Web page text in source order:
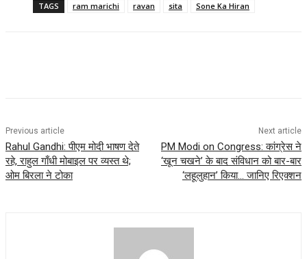
TAGS ram marichi ravan sita Sone Ka Hiran
Previous article
Rahul Gandhi: पीएम मोदी भाषण देते
रहे, राहुल गाँधी मोबाइल पर व्यस्त थे;
ओम बिरला ने टोका
Next article
PM Modi on Congress: कांग्रेस ने
‘खून चखने’ के बाद संविधान को बार-बार
‘लहूलुहान’ किया… जानिए रिएक्शन